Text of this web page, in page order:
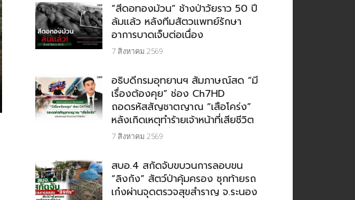
“สีดอทองม้วน” ช้างป่าวัยราว 50 ปี
ล้มแล้ว หลังทีมสัตวแพทย์รักษา
อาการบาดเจ็บต่อเนื่อง
7 สิงหาคม 2569
อธิบดีกรมอุทยานฯ สัมภาษณ์สด “มี
เรื่องต้องคุย” ช่อง Ch7HD
ถอดรหัสสัญชาตญาณ “เสือโคร่ง”
หลังเกิดเหตุทำร้ายเจ้าหน้าที่เสียชีวิต
7 สิงหาคม 2569
สบอ.4 สกัดจับขบวนการลอบขน
“ลิงกัง” สัตว์ป่าคุ้มครอง ซุกท้ายรถ
เก๋งผ่านจุดตรวจสุขสำราญ จ.ระนอง